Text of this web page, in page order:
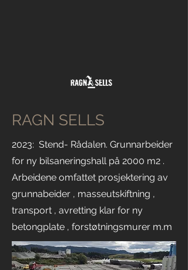
RAGN SELLS
2023: Stend- Rådalen. Grunnarbeider
for ny bilsaneringshall på 2000 m2 .
Arbeidene omfattet prosjektering av
grunnabeider , masseutskiftning ,
transport , avretting klar for ny
betongplate , forstøtningsmurer m.m